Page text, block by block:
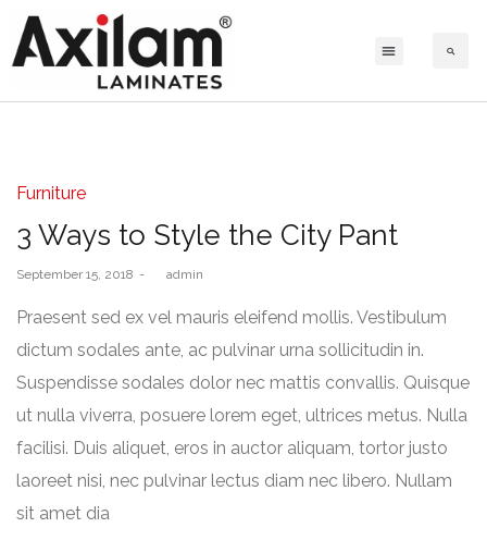
Furniture
3 Ways to Style the City Pant
September 15, 2018 byadmin
Praesent sed ex vel mauris eleifend mollis. Vestibulum
dictum sodales ante, ac pulvinar urna sollicitudin in.
Suspendisse sodales dolor nec mattis convallis. Quisque
ut nulla viverra, posuere lorem eget, ultrices metus. Nulla
facilisi. Duis aliquet, eros in auctor aliquam, tortor justo
laoreet nisi, nec pulvinar lectus diam nec libero. Nullam
sit amet dia